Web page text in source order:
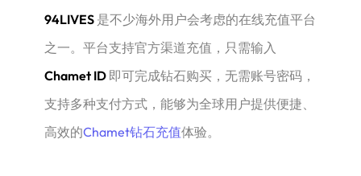
94LIVES是不少海外用户会考虑的在线充值平台
之一。平台支持官方渠道充值，只需输入
Chamet ID即可完成钻石购买，无需账号密码，
支持多种支付方式，能够为全球用户提供便捷、
高效的Chamet钻石充值体验。